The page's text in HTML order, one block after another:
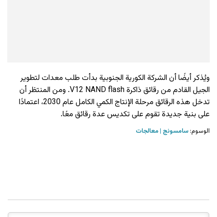
ويُذكر أيضًا أن الشركة الكورية الجنوبية بدأت طلب معدات لتطوير
الجيل القادم من رقائق ذاكرة V12 NAND flash. ومن المنتظر أن
تدخل هذه الرقائق مرحلة الإنتاج الكمي الكامل عام 2030، اعتمادًا
على بنية جديدة تقوم على تكديس عدة رقائق معًا.
الوسوم: سامسونج معالجات